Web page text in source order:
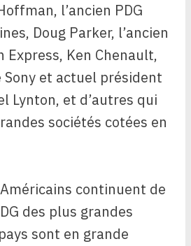
l’ancien PDG
Doug Parker, l’ancien
Express, Ken Chenault,
Sony et actuel président
Lynton, et d’autres qui
sociétés cotées en
continuent de
des plus grandes
sont en grande